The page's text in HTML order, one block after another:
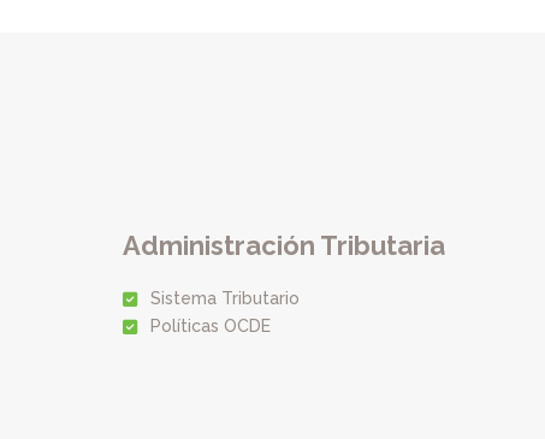
Administración Tributaria
Sistema Tributario
Políticas OCDE